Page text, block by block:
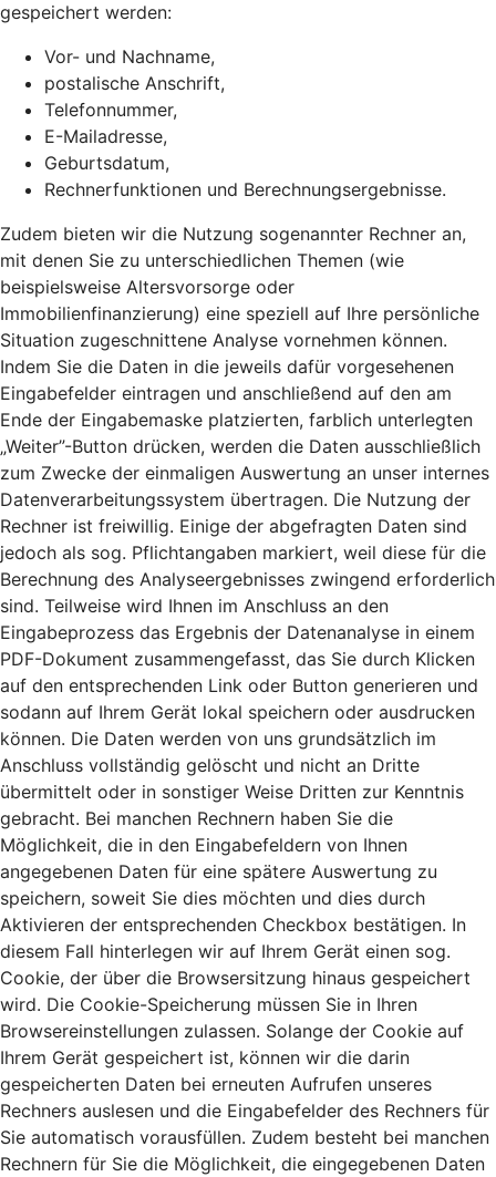
gespeichert werden:
Vor- und Nachname,
postalische Anschrift,
Telefonnummer,
E-Mailadresse,
Geburtsdatum,
Rechnerfunktionen und Berechnungsergebnisse.
Zudem bieten wir die Nutzung sogenannter Rechner an,
mit denen Sie zu unterschiedlichen Themen (wie
beispielsweise Altersvorsorge oder
Immobilienfinanzierung) eine speziell auf Ihre persönliche
Situation zugeschnittene Analyse vornehmen können.
Indem Sie die Daten in die jeweils dafür vorgesehenen
Eingabefelder eintragen und anschließend auf den am
Ende der Eingabemaske platzierten, farblich unterlegten
„Weiter”-Button drücken, werden die Daten ausschließlich
zum Zwecke der einmaligen Auswertung an unser internes
Datenverarbeitungssystem übertragen. Die Nutzung der
Rechner ist freiwillig. Einige der abgefragten Daten sind
jedoch als sog. Pflichtangaben markiert, weil diese für die
Berechnung des Analyseergebnisses zwingend erforderlich
sind. Teilweise wird Ihnen im Anschluss an den
Eingabeprozess das Ergebnis der Datenanalyse in einem
PDF-Dokument zusammengefasst, das Sie durch Klicken
auf den entsprechenden Link oder Button generieren und
sodann auf Ihrem Gerät lokal speichern oder ausdrucken
können. Die Daten werden von uns grundsätzlich im
Anschluss vollständig gelöscht und nicht an Dritte
übermittelt oder in sonstiger Weise Dritten zur Kenntnis
gebracht. Bei manchen Rechnern haben Sie die
Möglichkeit, die in den Eingabefeldern von Ihnen
angegebenen Daten für eine spätere Auswertung zu
speichern, soweit Sie dies möchten und dies durch
Aktivieren der entsprechenden Checkbox bestätigen. In
diesem Fall hinterlegen wir auf Ihrem Gerät einen sog.
Cookie, der über die Browsersitzung hinaus gespeichert
wird. Die Cookie-Speicherung müssen Sie in Ihren
Browsereinstellungen zulassen. Solange der Cookie auf
Ihrem Gerät gespeichert ist, können wir die darin
gespeicherten Daten bei erneuten Aufrufen unseres
Rechners auslesen und die Eingabefelder des Rechners für
Sie automatisch vorausfüllen. Zudem besteht bei manchen
Rechnern für Sie die Möglichkeit, die eingegebenen Daten